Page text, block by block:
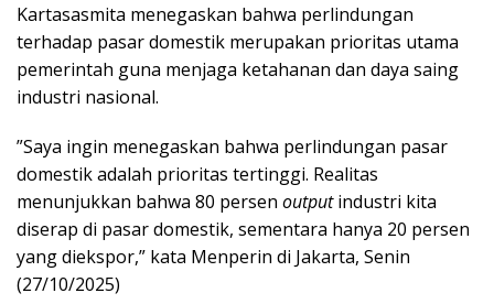
Kartasasmita menegaskan bahwa perlindungan
terhadap pasar domestik merupakan prioritas utama
pemerintah guna menjaga ketahanan dan daya saing
industri nasional.
‎”Saya ingin menegaskan bahwa perlindungan pasar
domestik adalah prioritas tertinggi. Realitas
menunjukkan bahwa 80 persen outputindustri kita
diserap di pasar domestik, sementara hanya 20 persen
yang diekspor,” kata Menperin di Jakarta, Senin
(27/10/2025)